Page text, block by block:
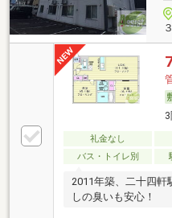
礼金なし
バス・トイレ別
2011年築、二十四
しの臭いも安心！